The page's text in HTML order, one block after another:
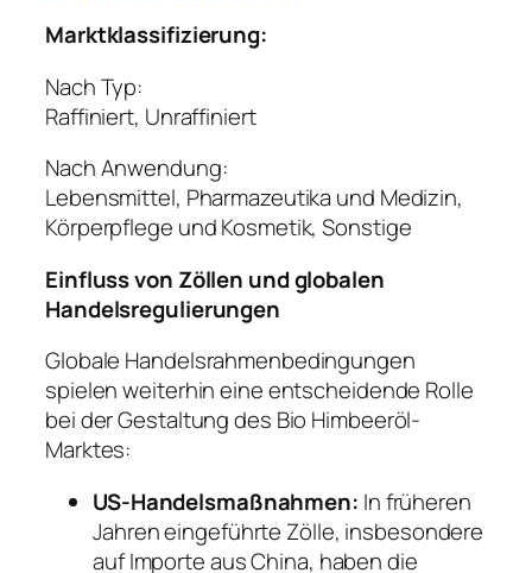
Marktklassifizierung:
Nach Typ:
Raffiniert, Unraffiniert
Nach Anwendung:
Lebensmittel, Pharmazeutika und Medizin,
Körperpflege und Kosmetik, Sonstige
Einfluss von Zöllen und globalen
Handelsregulierungen
Globale Handelsrahmenbedingungen
spielen weiterhin eine entscheidende Rolle
bei der Gestaltung des Bio Himbeeröl-
Marktes:
US-Handelsmaßnahmen: In früheren
Jahren eingeführte Zölle, insbesondere
auf Importe aus China, haben die